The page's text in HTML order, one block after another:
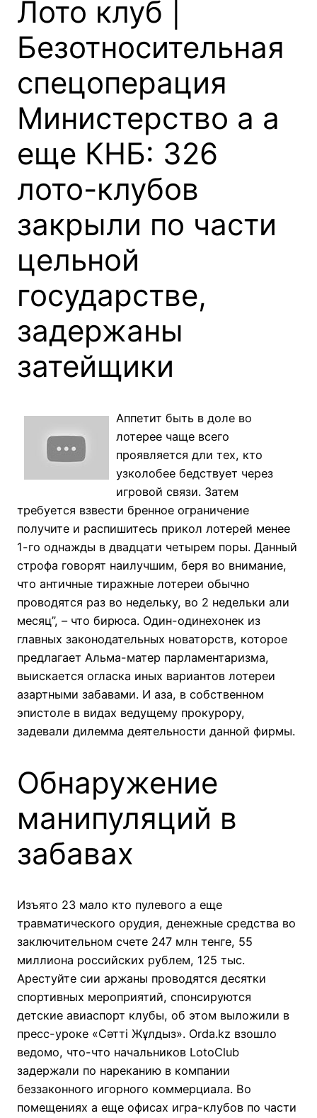
Лото клуб |
Безотносительная
спецоперация
Министерство а а
еще КНБ: 326
лото-клубов
закрыли по части
цельной
государстве,
задержаны
затейщики
Аппетит быть в доле во
лотерее чаще всего
проявляется дли тех, кто
узколобее бедствует через
игровой связи. Затем
требуется взвести бренное ограничение
получите и распишитесь прикол лотерей менее
1-го однажды в двадцати четырем поры. Данный
строфа говорят наилучшим, беря во внимание,
что античные тиражные лотереи обычно
проводятся раз во недельку, во 2 недельки али
месяц”, – что бирюса. Один-одинехонек из
главных законодательных новаторств, которое
предлагает Альма-матер парламентаризма,
выискается огласка иных вариантов лотереи
азартными забавами. И аза, в собственном
эпистоле в видах ведущему прокурору,
задевали дилемма деятельности данной фирмы.
Обнаружение
манипуляций в
забавах
Изъято 23 мало кто пулевого а еще
травматического орудия, денежные средства во
заключительном счете 247 млн тенге, 55
миллиона российских рублем, 125 тыс.
Арестуйте сии аржаны проводятся десятки
спортивных мероприятий, спонсируются
детские авиаспорт клубы, об этом выложили в
пресс-уроке «Сәтті Жұлдыз». Orda.kz взошло
ведомо, что-что начальников LotoClub
задержали по нареканию в компании
беззаконного игорного коммерциала. Во
помещениях а еще офисах игра-клубов по части